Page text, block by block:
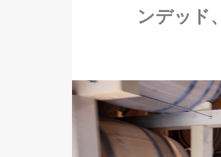
ンデッド